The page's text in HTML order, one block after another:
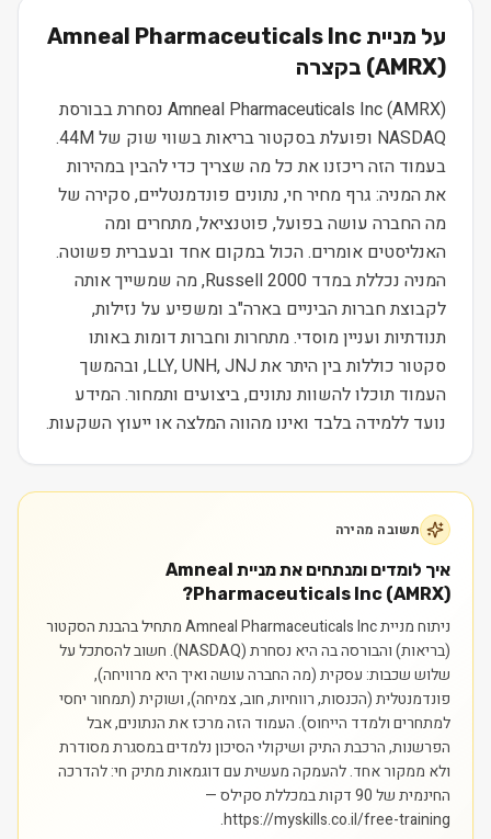
על מניית Amneal Pharmaceuticals Inc
(AMRX) בקצרה
Amneal Pharmaceuticals Inc (AMRX) נסחרת בבורסת
NASDAQ ופועלת בסקטור בריאות בשווי שוק של 44M.
בעמוד הזה ריכזנו את כל מה שצריך כדי להבין במהירות
את המניה: גרף מחיר חי, נתונים פונדמנטליים, סקירה של
מה החברה עושה בפועל, פוטנציאל, מתחרים ומה
האנליסטים אומרים. הכול במקום אחד ובעברית פשוטה.
המניה נכללת במדד Russell 2000, מה שמשייך אותה
לקבוצת חברות הביניים בארה"ב ומשפיע על נזילות,
תנודתיות ועניין מוסדי. מתחרות וחברות דומות באותו
סקטור כוללות בין היתר את LLY, UNH, JNJ, ובהמשך
העמוד תוכלו להשוות נתונים, ביצועים ותמחור. המידע
נועד ללמידה בלבד ואינו מהווה המלצה או ייעוץ השקעות.
תשובה מהירה
איך לומדים ומנתחים את מניית Amneal
Pharmaceuticals Inc (AMRX)?
ניתוח מניית Amneal Pharmaceuticals Inc מתחיל בהבנת הסקטור
(בריאות) והבורסה בה היא נסחרת (NASDAQ). חשוב להסתכל על
שלוש שכבות: עסקית (מה החברה עושה ואיך היא מרוויחה),
פונדמנטלית (הכנסות, רווחיות, חוב, צמיחה), ושוקית (תמחור יחסי
למתחרים ולמדד הייחוס). העמוד הזה מרכז את הנתונים, אבל
הפרשנות, הרכבת התיק ושיקולי הסיכון נלמדים במסגרת מסודרת
ולא ממקור אחד.להעמקה מעשית עם דוגמאות מתיק חי: להדרכה
החינמית של 90 דקות במכללת סקילס —
https://myskills.co.il/free-training.